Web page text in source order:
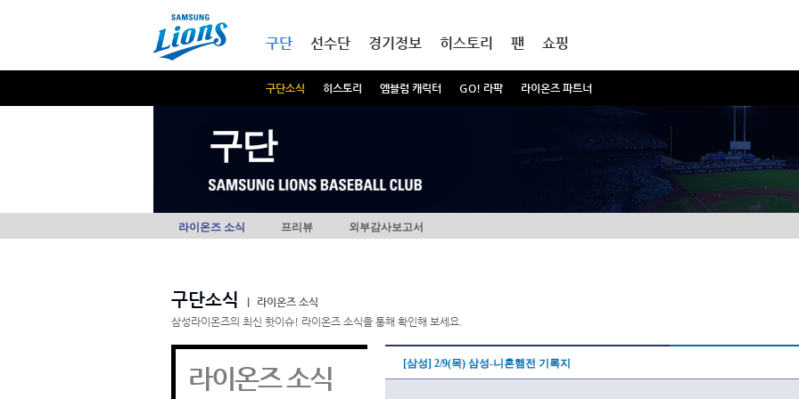
구단
구단소식 히스토리 엠블럼 캐릭터 GO! 라팍 라이온즈 파트너
선수단 경기정보 히스토리 팬 쇼핑
구단
라이온즈 소식 프리뷰 외부감사보고서
구단소식
라이온즈 소식
삼성라이온즈의 최신 핫이슈! 라이온즈 소식을 통해 확인해 보세요.
라이온즈 소식 [삼성] 2/9(목) 삼성-니혼햄전 기록지